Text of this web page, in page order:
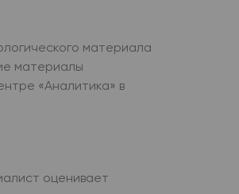
материала
материалы
«Аналитика» в
оценивает